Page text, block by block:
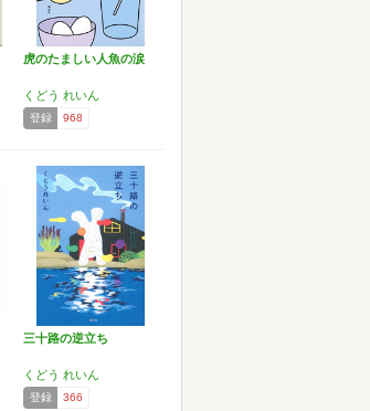
虎のたましい人魚の涙
くどう れいん
登録 968
三十路の逆立ち
くどう れいん
登録 366